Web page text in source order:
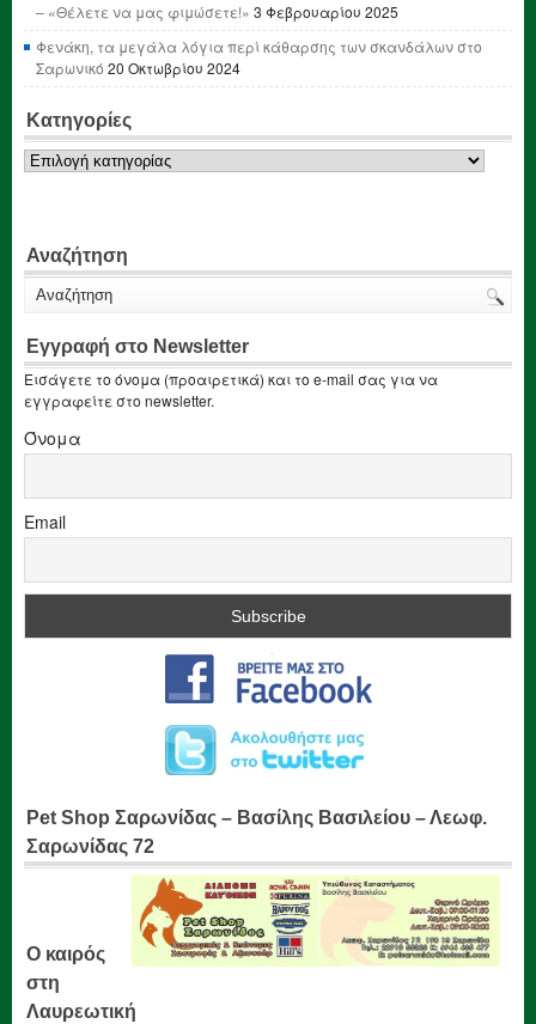
– «Θέλετε να μας φιμώσετε!» 3 Φεβρουαρίου 2025
Φενάκη, τα μεγάλα λόγια περί κάθαρσης των σκανδάλων στο
Σαρωνικό 20 Οκτωβρίου 2024
Κατηγορίες
Κατηγορίες
Αναζήτηση
Εγγραφή στο Newsletter
Εισάγετε το όνομα (προαιρετικά) και το e-mail σας για να
εγγραφείτε στο newsletter.
Όνομα
Email
Pet Shop Σαρωνίδας – Βασίλης Βασιλείου – Λεωφ.
Σαρωνίδας 72
Ο καιρός
στη
Λαυρεωτική